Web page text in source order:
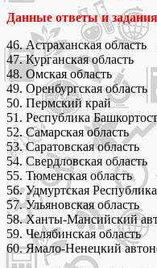
Данные ответы и
46. Астраханская область
47. Курганская область
48. Омская область
49. Оренбургская область
50. Пермский край
51. Республика
52. Самарская область
53. Саратовская область
54. Свердловская область
55. Тюменская область
56. Удмуртская Республика
57. Ульяновская область
58. Ханты-Мансийский
59. Челябинская область
60. Ямало-Ненецкий